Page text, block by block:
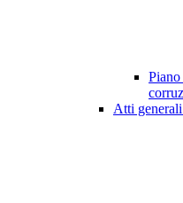
Atti generali